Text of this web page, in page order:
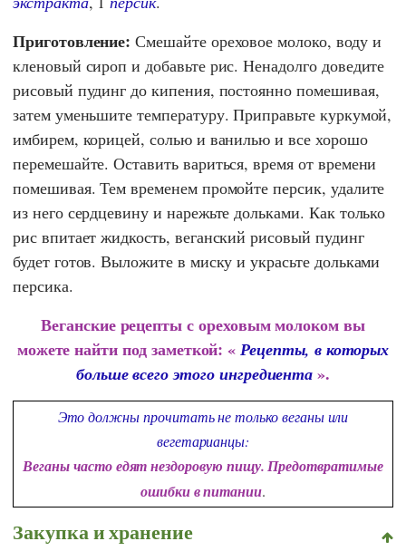
Приготовление: Смешайте ореховое молоко, воду и
кленовый сироп и добавьте рис. Ненадолго доведите
рисовый пудинг до кипения, постоянно помешивая,
затем уменьшите температуру. Приправьте куркумой,
имбирем, корицей, солью и ванилью и все хорошо
перемешайте. Оставить вариться, время от времени
помешивая. Тем временем промойте персик, удалите
из него сердцевину и нарежьте дольками. Как только
рис впитает жидкость, веганский рисовый пудинг
будет готов. Выложите в миску и украсьте дольками
персика.
Веганские рецепты с ореховым молоком вы
можете найти под заметкой: «Рецепты, в которых
больше всего этого ингредиента ».
Это должны прочитать не только веганы или
вегетарианцы:
Веганы часто едят нездоровую пищу. Предотвратимые
ошибки в питании.
Закупка и хранение